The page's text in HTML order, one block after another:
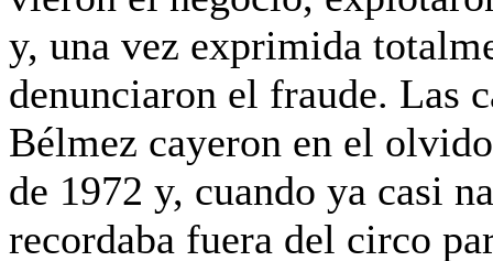
y, una vez exprimida
denunciaron el fraude. Las
Bélmez cayeron en el
de 1972 y, cuando ya casi
recordaba fuera del circo